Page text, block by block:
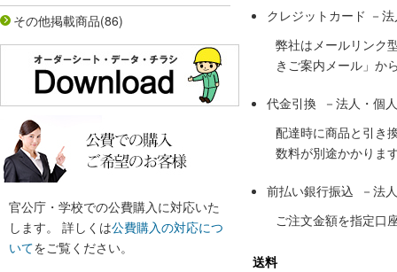
その他掲載商品(86)
官公庁・学校での公費購入に対応いた
します。 詳しくは公費購入の対応につ
いてをご覧ください。
クレジットカード －
弊社はメールリンク
きご案内メール」か
代金引換 －法人・個
配達時に商品と引き
数料が別途かかりま
前払い銀行振込 －法
ご注文金額を指定口
送料